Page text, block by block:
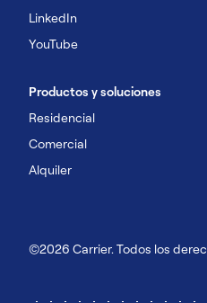
LinkedIn
YouTube
Productos y soluciones
Residencial
Comercial
Alquiler
©2026 Carrier. Todos los